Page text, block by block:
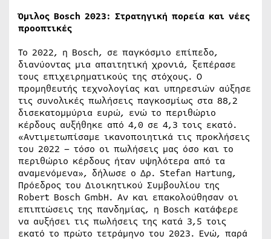
Όμιλος Bosch 2023: Στρατηγική πορεία και νέες
προοπτικές
Το 2022, η Bosch, σε παγκόσμιο επίπεδο,
διανύοντας μια απαιτητική χρονιά, ξεπέρασε
τους επιχειρηματικούς της στόχους. Ο
προμηθευτής τεχνολογίας και υπηρεσιών αύξησε
τις συνολικές πωλήσεις παγκοσμίως στα 88,2
δισεκατομμύρια ευρώ, ενώ το περιθώριο
κέρδους αυξήθηκε από 4,0 σε 4,3 τοις εκατό.
«Αντιμετωπίσαμε ικανοποιητικά τις προκλήσεις
του 2022 – τόσο οι πωλήσεις μας όσο και το
περιθώριο κέρδους ήταν υψηλότερα από τα
αναμενόμενα», δήλωσε ο Δρ. Stefan Hartung,
Πρόεδρος του Διοικητικού Συμβουλίου της
Robert Bosch GmbH. Αν και επακολούθησαν οι
επιπτώσεις της πανδημίας, η Bosch κατάφερε
να αυξήσει τις πωλήσεις της κατά 3,5 τοις
εκατό το πρώτο τετράμηνο του 2023. Ενώ, παρά